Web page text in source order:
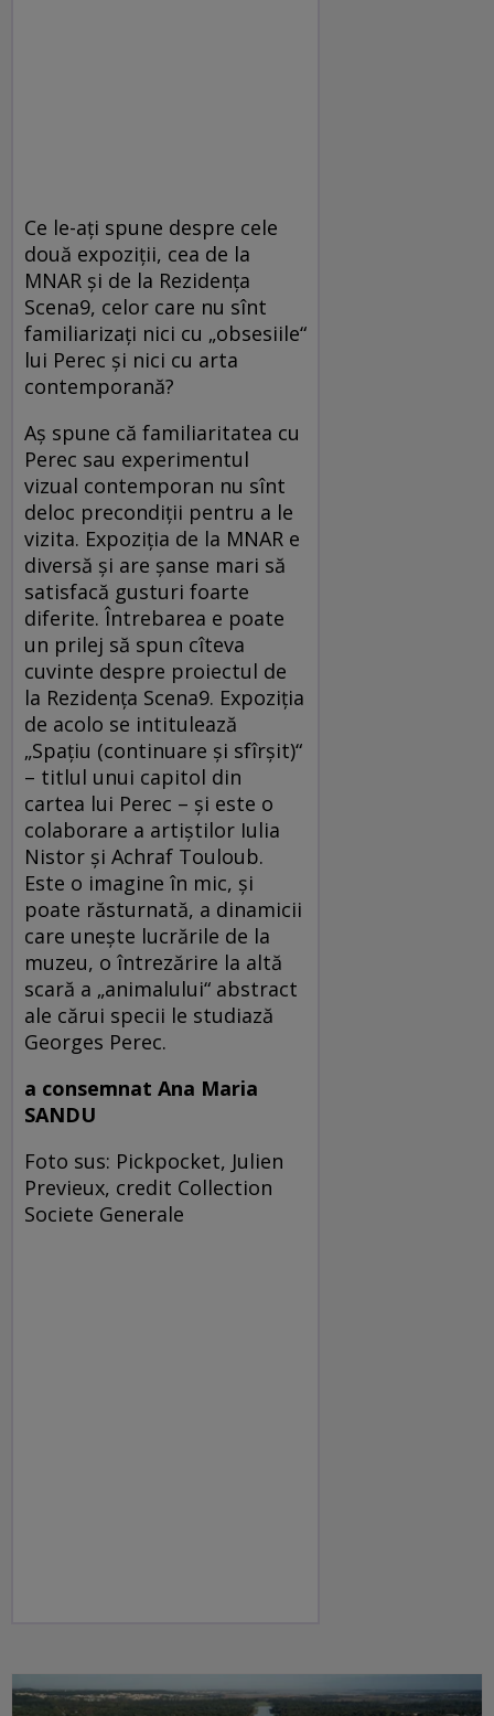
Ce le-ați spune despre cele
două expoziții, cea de la
MNAR și de la Rezidența
Scena9, celor care nu sînt
familiarizați nici cu „obsesiile“
lui Perec și nici cu arta
contemporană?
Aș spune că familiaritatea cu
Perec sau experimentul
vizual contemporan nu sînt
deloc precondiții pentru a le
vizita. Expoziția de la MNAR e
diversă și are șanse mari să
satisfacă gusturi foarte
diferite. Întrebarea e poate
un prilej să spun cîteva
cuvinte despre proiectul de
la Rezidența Scena9. Expoziția
de acolo se intitulează
„Spațiu (continuare și sfîrșit)“
– titlul unui capitol din
cartea lui Perec – și este o
colaborare a artiștilor Iulia
Nistor și Achraf Touloub.
Este o imagine în mic, și
poate răsturnată, a dinamicii
care unește lucrările de la
muzeu, o întrezărire la altă
scară a „animalului“ abstract
ale cărui specii le studiază
Georges Perec.
a consemnat Ana Maria
SANDU
Foto sus: Pickpocket, Julien
Previeux, credit Collection
Societe Generale